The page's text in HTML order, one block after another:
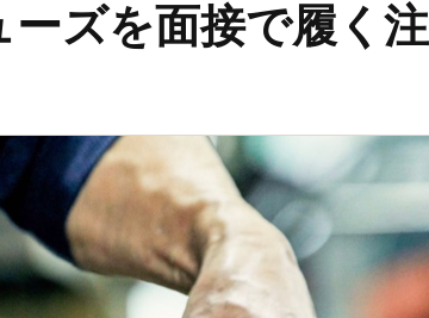
ズを面接で履く注